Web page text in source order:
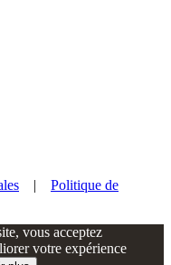
| Politique de
vous acceptez
votre expérience